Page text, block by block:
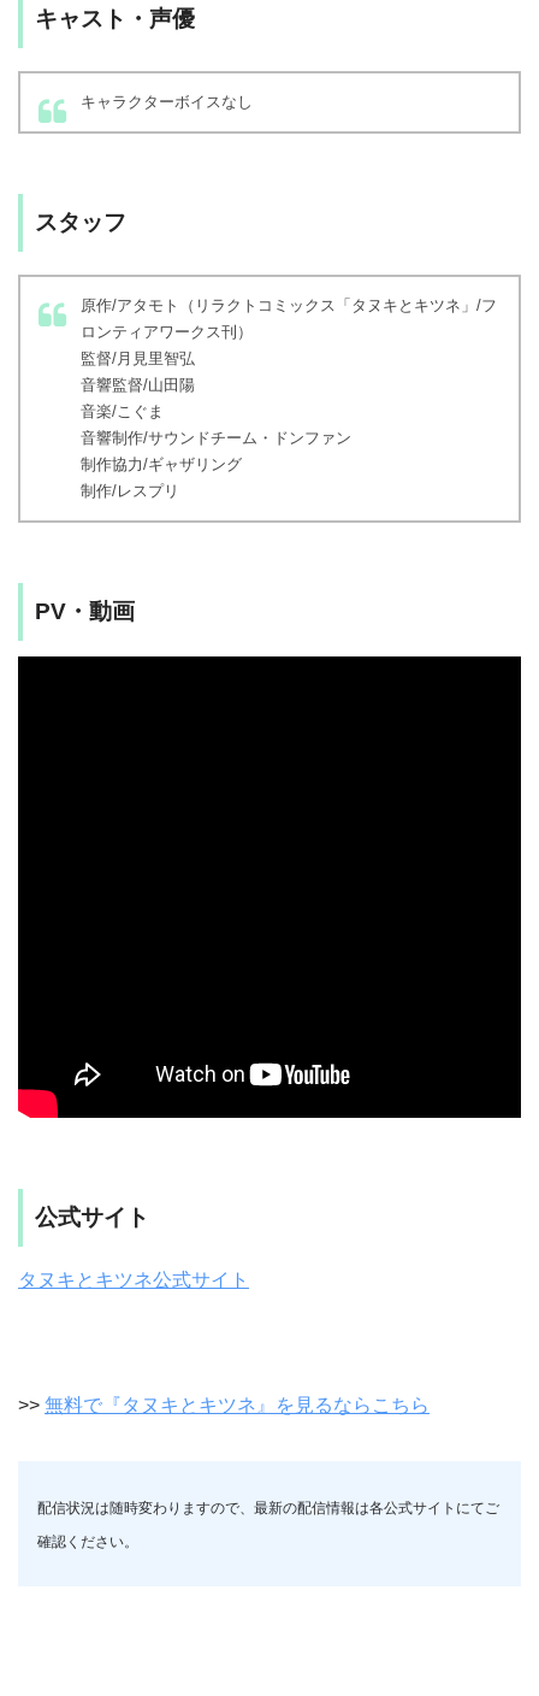
キャスト・声優
キャラクターボイスなし
スタッフ
原作/アタモト（リラクトコミックス「タヌキとキツネ」/フ
ロンティアワークス刊）
監督/月見里智弘
音響監督/山田陽
音楽/こぐま
音響制作/サウンドチーム・ドンファン
制作協力/ギャザリング
制作/レスプリ
PV・動画
公式サイト
タヌキとキツネ公式サイト
>> 無料で『タヌキとキツネ』を見るならこちら
配信状況は随時変わりますので、最新の配信情報は各公式サイトにてご
確認ください。